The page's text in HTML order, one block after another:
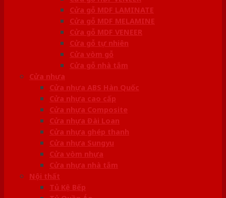
Cửa gỗ MDF LAMINATE
Cửa gỗ MDF MELAMINE
Cửa gỗ MDF VENEER
Cửa gỗ tự nhiên
Cửa vòm gỗ
Cửa gỗ nhà tắm
Cửa nhựa
Cửa nhựa ABS Hàn Quốc
Cửa nhựa cao cấp
Cửa nhựa Composite
Cửa nhựa Đài Loan
Cửa nhựa ghép thanh
Cửa nhựa Sungyu
Cửa vòm nhựa
Cửa nhựa nhà tắm
Nội thất
Tủ Kệ Bếp